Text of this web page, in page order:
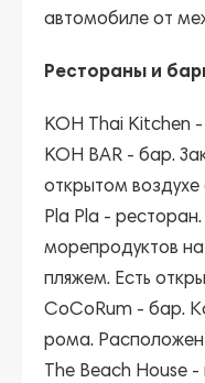
автомобиле от
Рестораны и
KOH Thai Kitchen -
KOH BAR - бар.
открытом
Pla Pla -
морепродуктов
пляжем. Есть
CoCoRum - бар.
рома.
The Beach House -